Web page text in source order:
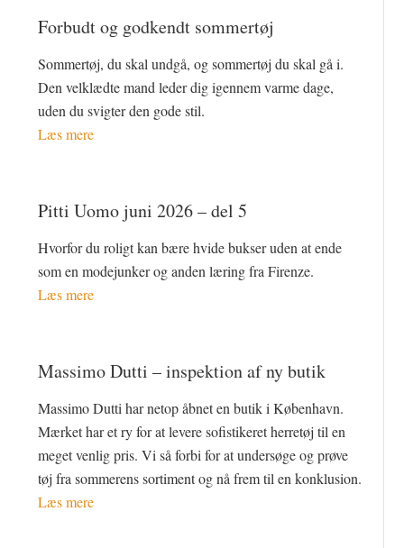
Forbudt og godkendt sommertøj
Sommertøj, du skal undgå, og sommertøj du skal gå i.
Den velklædte mand leder dig igennem varme dage,
uden du svigter den gode stil.
Læs mere
Pitti Uomo juni 2026 – del 5
Hvorfor du roligt kan bære hvide bukser uden at ende
som en modejunker og anden læring fra Firenze.
Læs mere
Massimo Dutti – inspektion af ny butik
Massimo Dutti har netop åbnet en butik i København.
Mærket har et ry for at levere sofistikeret herretøj til en
meget venlig pris. Vi så forbi for at undersøge og prøve
tøj fra sommerens sortiment og nå frem til en konklusion.
Læs mere